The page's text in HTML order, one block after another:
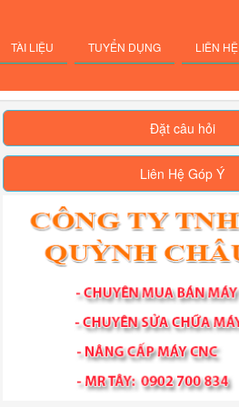
TÀI LIỆU TUYỂN DỤNG LIÊN HỆ
Đặt câu hỏi
Liên Hệ Góp Ý